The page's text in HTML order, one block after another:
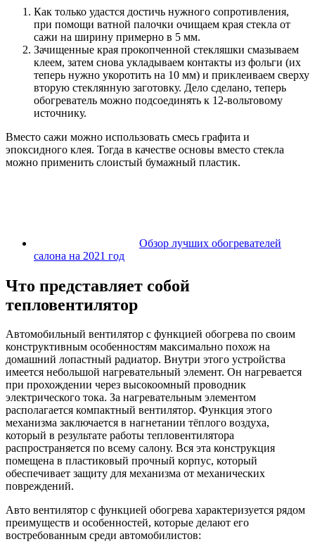
Как только удастся достичь нужного сопротивления,
при помощи ватной палочки очищаем края стекла от
сажи на ширину примерно в 5 мм.
Зачищенные края прокопченной стекляшки смазываем
клеем, затем снова укладываем контакты из фольги (их
теперь нужно укоротить на 10 мм) и приклеиваем сверху
вторую стеклянную заготовку. Дело сделано, теперь
обогреватель можно подсоединять к 12-вольтовому
источнику.
Вместо сажи можно использовать смесь графита и
эпоксидного клея. Тогда в качестве основы вместо стекла
можно применить слоистый бумажный пластик.
Обзор лучших обогревателей
салона на 2021 год
Что представляет собой
тепловентилятор
Автомобильный вентилятор с функцией обогрева по своим
конструктивным особенностям максимально похож на
домашний лопастный радиатор. Внутри этого устройства
имеется небольшой нагревательный элемент. Он нагревается
при прохождении через высокоомный проводник
электрического тока. За нагревательным элементом
располагается компактный вентилятор. Функция этого
механизма заключается в нагнетании тёплого воздуха,
который в результате работы тепловентилятора
распространяется по всему салону. Вся эта конструкция
помещена в пластиковый прочный корпус, который
обеспечивает защиту для механизма от механических
повреждений.
Авто вентилятор с функцией обогрева характеризуется рядом
преимуществ и особенностей, которые делают его
востребованным среди автомобилистов: